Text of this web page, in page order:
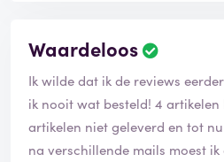
Waardeloos
Ik wilde dat ik de reviews
ik nooit wat besteld! 4 artikelen
artikelen niet geleverd en tot
na verschillende mails moest